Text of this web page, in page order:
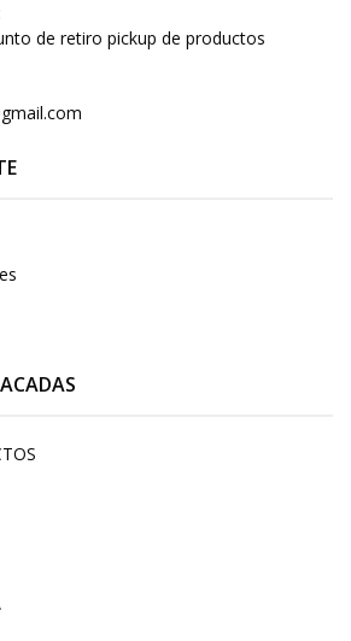
de retiro pickup de productos